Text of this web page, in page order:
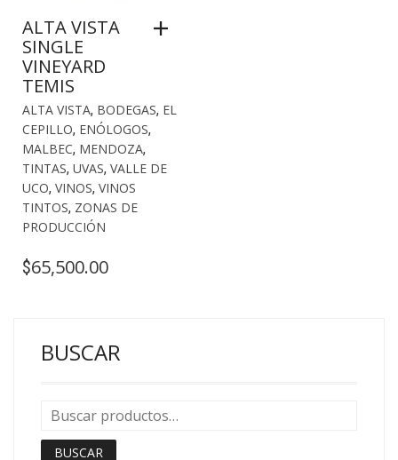
ALTA VISTA
SINGLE
VINEYARD
TEMIS
ALTA VISTA, BODEGAS, EL
CEPILLO, ENÓLOGOS,
MALBEC, MENDOZA,
TINTAS, UVAS, VALLE DE
UCO, VINOS, VINOS
TINTOS, ZONAS DE
PRODUCCIÓN
$65,500.00
BUSCAR
BUSCAR